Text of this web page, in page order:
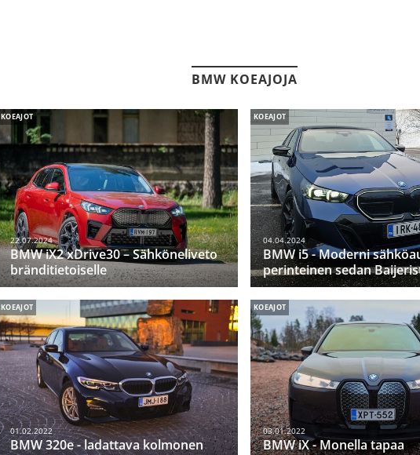
BMW KOEAJOJA
KOEAJOT
22.07.2024
BMW iX2 xDrive30 – Sähköneliveto
bränditietoiselle
KOEAJOT
04.04.2024
BMW i5 - Moderni
perinteinen sedan
KOEAJOT
01.02.2022
BMW 320e - ladattava kolmonen
KOEAJOT
03.01.2022
BMW iX - Monella tapaa